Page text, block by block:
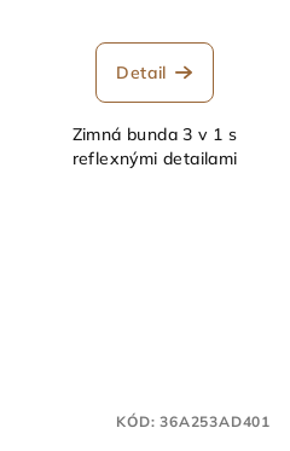
Detail
Zimná bunda 3 v 1 s
reflexnými detailami
KÓD:36A253AD401